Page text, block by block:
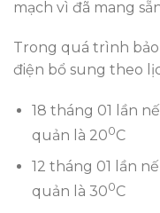
mạch vì đã mang
Trong quá trình
điện bổ sung theo
18 tháng 01 lần
quản là 200C
12 tháng 01 lần
quản là 300C